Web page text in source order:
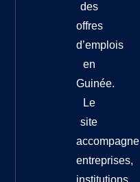
des
offres
d’emplois
en
Guinée.
Le
site
accompagne
entreprises,
institutions